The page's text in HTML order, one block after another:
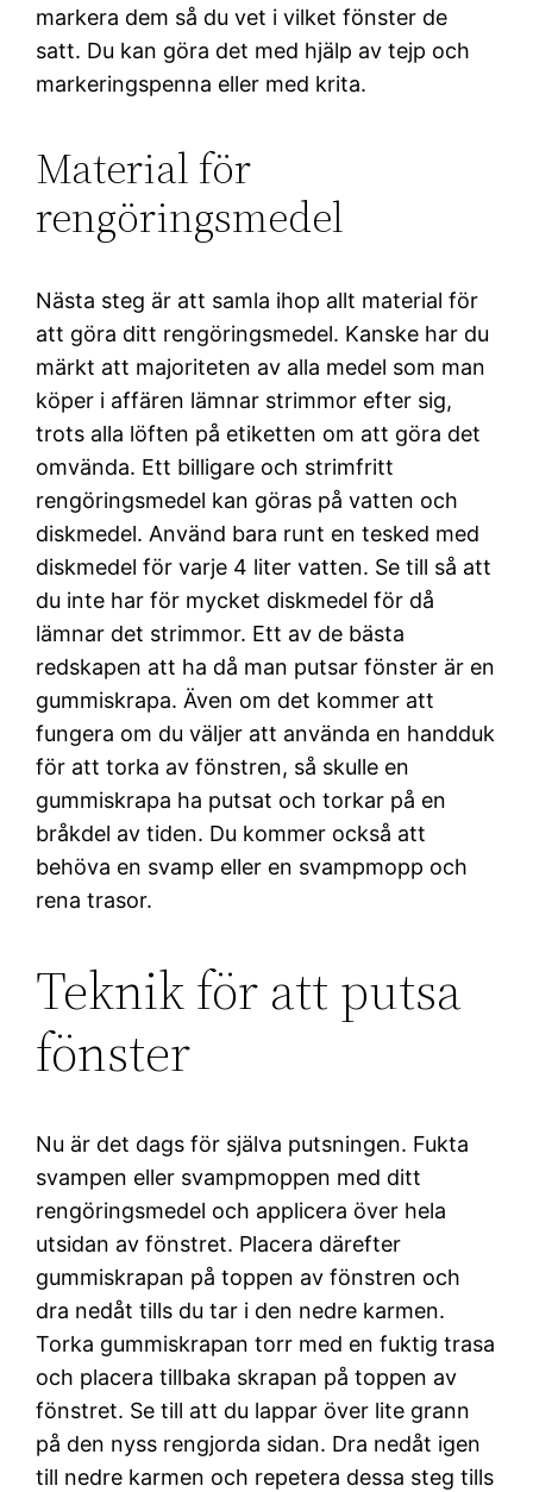
markera dem så du vet i vilket fönster de
satt. Du kan göra det med hjälp av tejp och
markeringspenna eller med krita.
Material för
rengöringsmedel
Nästa steg är att samla ihop allt material för
att göra ditt rengöringsmedel. Kanske har du
märkt att majoriteten av alla medel som man
köper i affären lämnar strimmor efter sig,
trots alla löften på etiketten om att göra det
omvända. Ett billigare och strimfritt
rengöringsmedel kan göras på vatten och
diskmedel. Använd bara runt en tesked med
diskmedel för varje 4 liter vatten. Se till så att
du inte har för mycket diskmedel för då
lämnar det strimmor. Ett av de bästa
redskapen att ha då man putsar fönster är en
gummiskrapa. Även om det kommer att
fungera om du väljer att använda en handduk
för att torka av fönstren, så skulle en
gummiskrapa ha putsat och torkar på en
bråkdel av tiden. Du kommer också att
behöva en svamp eller en svampmopp och
rena trasor.
Teknik för att putsa
fönster
Nu är det dags för själva putsningen. Fukta
svampen eller svampmoppen med ditt
rengöringsmedel och applicera över hela
utsidan av fönstret. Placera därefter
gummiskrapan på toppen av fönstren och
dra nedåt tills du tar i den nedre karmen.
Torka gummiskrapan torr med en fuktig trasa
och placera tillbaka skrapan på toppen av
fönstret. Se till att du lappar över lite grann
på den nyss rengjorda sidan. Dra nedåt igen
till nedre karmen och repetera dessa steg tills